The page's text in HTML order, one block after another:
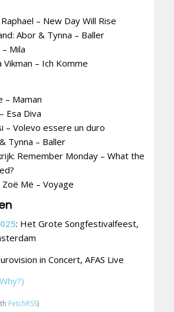
– New Day Will Rise
Abor & Tynna – Baller
Mila
Vikman – Ich Komme
– Maman
Esa Diva
– Volevo essere un duro
Tynna – Baller
Remember Monday – What the
Më – Voyage
: Het Grote Songfestivalfeest,
in Concert, AFAS Live
FetchRSS)